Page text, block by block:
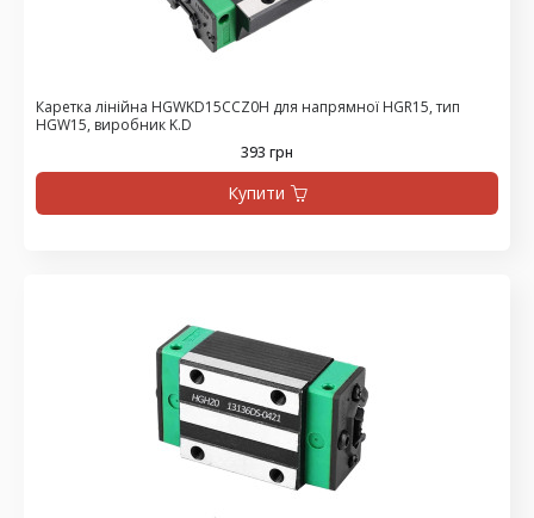
Каретка лінійна HGWKD15CCZ0H для напрямної HGR15, тип
HGW15, виробник K.D
393 грн
Купити